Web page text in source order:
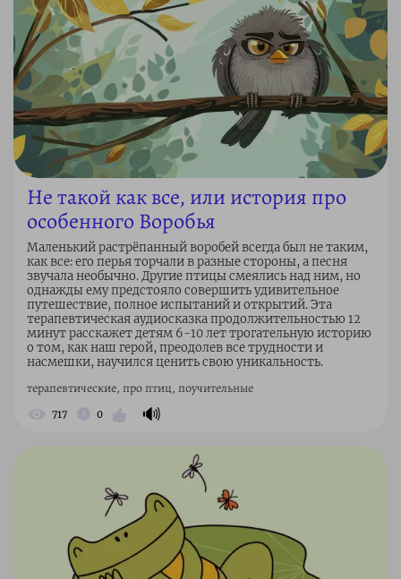
Не такой как все, или история про
особенного Воробья
Маленький растрёпанный воробей всегда был не таким,
как все: его перья торчали в разные стороны, а песня
звучала необычно. Другие птицы смеялись над ним, но
однажды ему предстояло совершить удивительное
путешествие, полное испытаний и открытий. Эта
терапевтическая аудиосказка продолжительностью 12
минут расскажет детям 6-10 лет трогательную историю
о том, как наш герой, преодолев все трудности и
насмешки, научился ценить свою уникальность.
терапевтические, про птиц, поучительные
717 0 🔊